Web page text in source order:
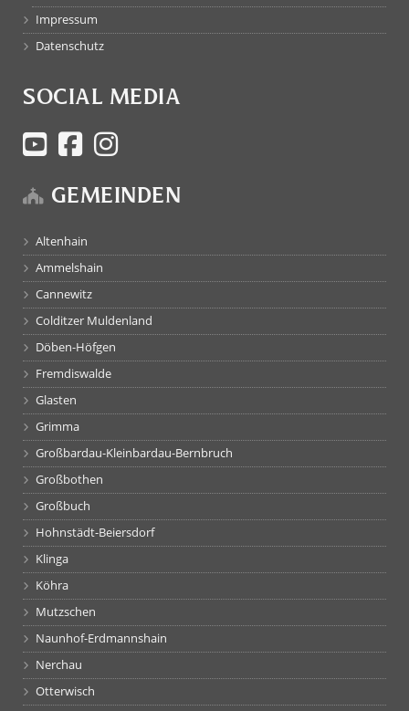
Impressum
Datenschutz
SOCIAL MEDIA
GEMEINDEN
Altenhain
Ammelshain
Cannewitz
Colditzer Muldenland
Döben-Höfgen
Fremdiswalde
Glasten
Grimma
Großbardau-Kleinbardau-Bernbruch
Großbothen
Großbuch
Hohnstädt-Beiersdorf
Klinga
Köhra
Mutzschen
Naunhof-Erdmannshain
Nerchau
Otterwisch